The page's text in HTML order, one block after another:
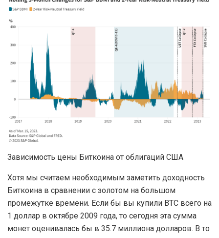
Зависимость цены Биткоина от облигаций США
Хотя мы считаем необходимым заметить доходность
Биткоина в сравнении с золотом на большом
промежутке времени. Если бы вы купили BTC всего на
1 доллар в октябре 2009 года, то сегодня эта сумма
монет оценивалась бы в 35.7 миллиона долларов. В то